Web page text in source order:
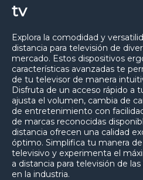
tv
Explora la comodidad y
distancia para televisión de
mercado. Estos dispositivos
características avanzadas te
de tu televisor de manera
Disfruta de un acceso rápido a
ajusta el volumen, cambia de
de entretenimiento con
de marcas reconocidas
distancia ofrecen una calidad
óptimo. Simplifica tu manera
televisivo y experimenta el
a distancia para televisión de
en la industria.